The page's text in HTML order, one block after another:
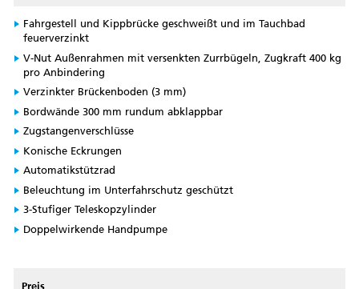
Fahrgestell und Kippbrücke geschweißt und im Tauchbad
feuerverzinkt
V-Nut Außenrahmen mit versenkten Zurrbügeln, Zugkraft 400 kg
pro Anbindering
Verzinkter Brückenboden (3 mm)
Bordwände 300 mm rundum abklappbar
Zugstangenverschlüsse
Konische Eckrungen
Automatikstützrad
Beleuchtung im Unterfahrschutz geschützt
3-Stufiger Teleskopzylinder
Doppelwirkende Handpumpe
Preis